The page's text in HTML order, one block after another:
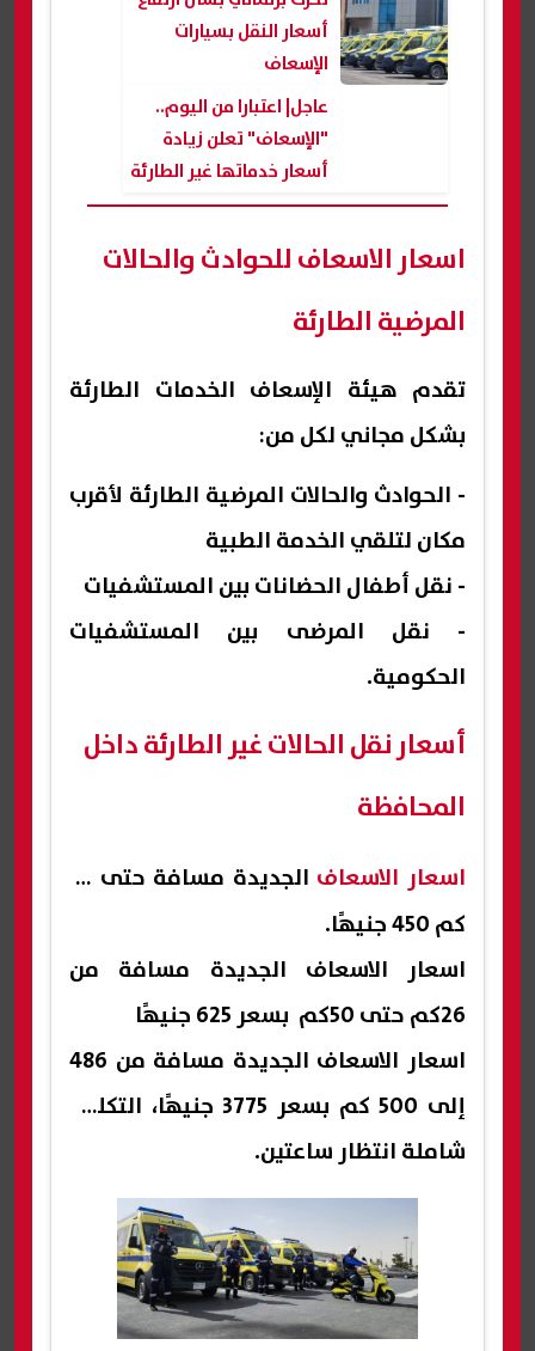
أسعار النقل بسيارات
الإسعاف
عاجل| اعتبارا من اليوم..
"الإسعاف" تعلن زيادة
أسعار خدماتها غير الطارئة
(بالأرقام)
اسعار الاسعاف للحوادث والحالات
المرضية الطارئة
تقدم هيئة الإسعاف الخدمات الطارئة
بشكل مجاني لكل من:
- الحوادث والحالات المرضية الطارئة لأقرب
مكان لتلقي الخدمة الطبية
- نقل أطفال الحضانات بين المستشفيات
- نقل المرضى بين المستشفيات
الحكومية.
أسعار نقل الحالات غير الطارئة داخل
المحافظة
اسعار الاسعاف
الجديدة مسافة حتى 25
كم 450 جنيهًا.
اسعار الاسعاف الجديدة مسافة من
26كم حتى 50كم بسعر 625 جنيهًا
اسعار الاسعاف الجديدة مسافة من 486
إلى 500 كم بسعر 3775 جنيهًا، التكلفة
شاملة انتظار ساعتين.